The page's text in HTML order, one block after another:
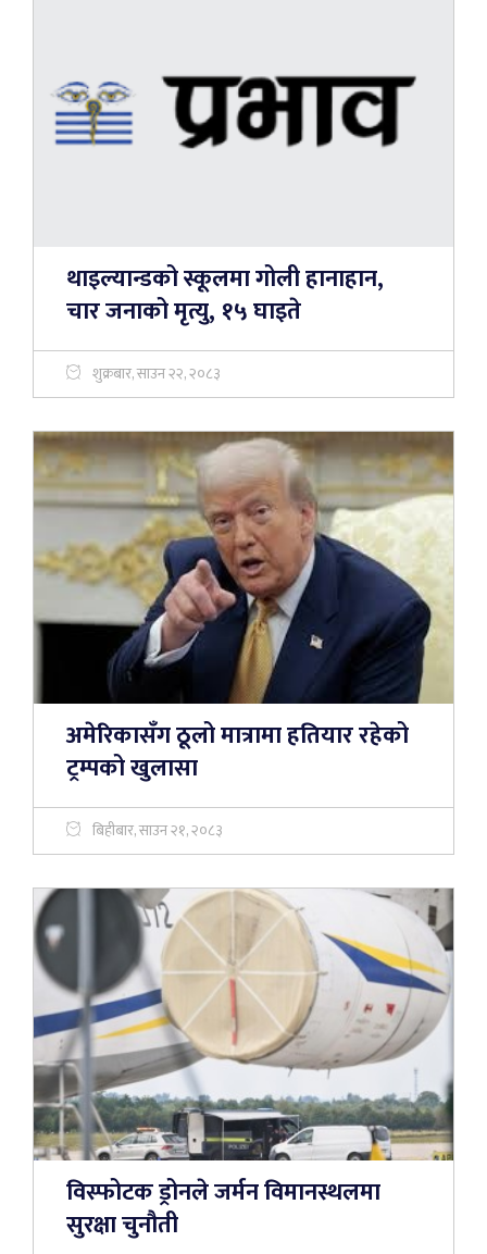
थाइल्यान्डको स्कूलमा गोली हानाहान,
चार जनाको मृत्यु, १५ घाइते
शुक्रबार, साउन २२, २०८३
अमेरिकासँग ठूलो मात्रामा हतियार रहेको
ट्रम्पको खुलासा
बिहीबार, साउन २१, २०८३
विस्फोटक ड्रोनले जर्मन विमानस्थलमा
सुरक्षा चुनौती